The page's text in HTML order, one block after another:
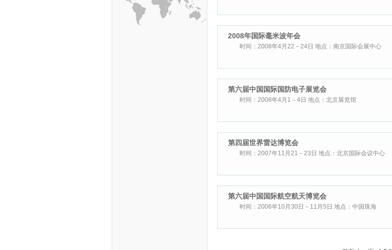
2008年国际毫米波年会
时间：2008年4月22－24日 地点：南京国际会展中心
第六届中国国际国防电子展览会
时间：2008年4月1－4日 地点：北京展览馆
第四届世界雷达博览会
时间：2007年11月21－23日 地点：北京国际会议中心
第六届中国国际航空航天博览会
时间：2006年10月30日－11月5日 地点：中国珠海